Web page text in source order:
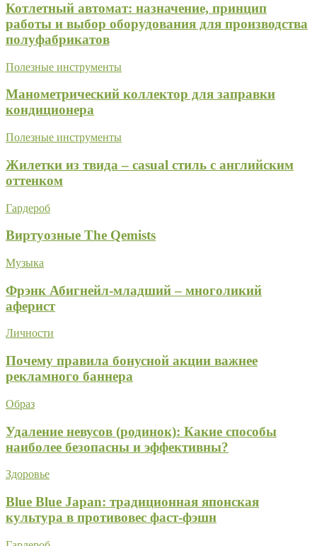
Котлетный автомат: назначение, принцип
работы и выбор оборудования для производства
полуфабрикатов
Полезные инструменты
Манометрический коллектор для заправки
кондиционера
Полезные инструменты
Жилетки из твида – casual стиль с английским
оттенком
Гардероб
Виртуозные The Qemists
Музыка
Фрэнк Абигнейл-младший – многоликий
аферист
Личности
Почему правила бонусной акции важнее
рекламного баннера
Образ
Удаление невусов (родинок): Какие способы
наиболее безопасны и эффективны?
Здоровье
Blue Blue Japan: традиционная японская
культура в противовес фаст-фэшн